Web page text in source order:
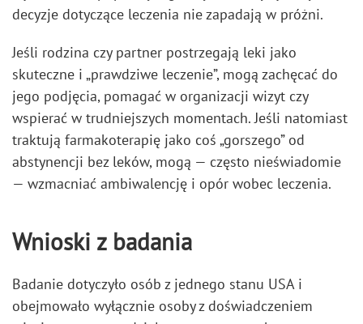
decyzje dotyczące leczenia nie zapadają w próżni.
Jeśli rodzina czy partner postrzegają leki jako
skuteczne i „prawdziwe leczenie”, mogą zachęcać do
jego podjęcia, pomagać w organizacji wizyt czy
wspierać w trudniejszych momentach. Jeśli natomiast
traktują farmakoterapię jako coś „gorszego” od
abstynencji bez leków, mogą — często nieświadomie
— wzmacniać ambiwalencję i opór wobec leczenia.
Wnioski z badania
Badanie dotyczyło osób z jednego stanu USA i
obejmowało wyłącznie osoby z doświadczeniem